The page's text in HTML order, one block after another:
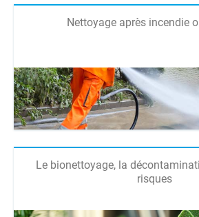
Nettoyage après incendie
Le bionettoyage, la
risques